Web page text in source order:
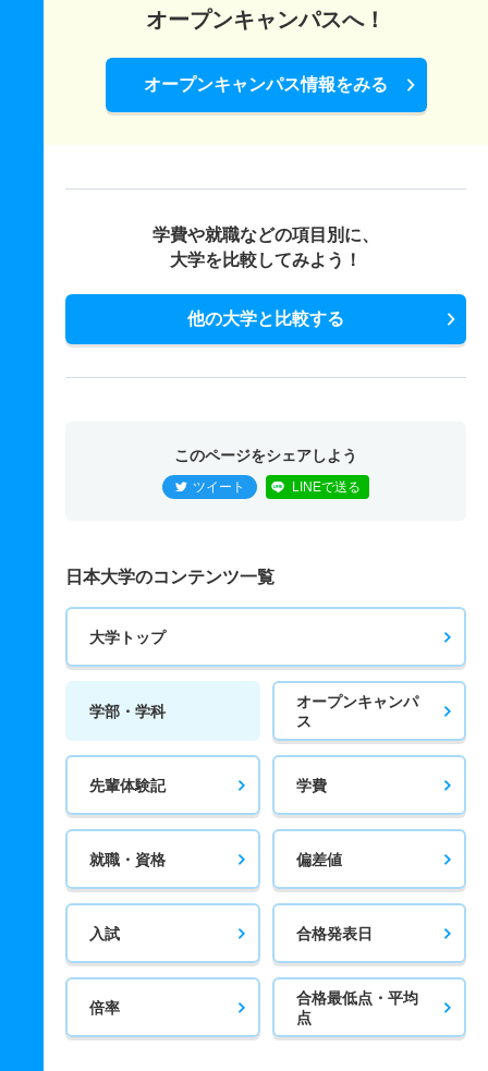
オープンキャンパスへ！
オープンキャンパス情報をみる
学費や就職などの項目別に、
大学を比較してみよう！
他の大学と比較する
このページをシェアしよう
ツイート LINEで送る
日本大学のコンテンツ一覧
大学トップ
学部・学科
オープンキャンパ
ス
先輩体験記 学費
就職・資格 偏差値
入試 合格発表日
倍率
合格最低点・平均
点